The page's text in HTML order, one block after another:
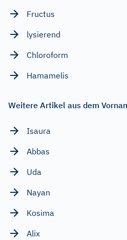
Fructus
lysierend
Chloroform
Hamamelis
Weitere Artikel aus dem
Isaura
Abbas
Uda
Nayan
Kosima
Alix